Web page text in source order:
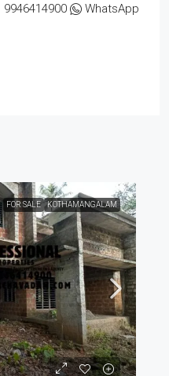
9946414900 WhatsApp
FOR SALE KOTHAMANGALAM